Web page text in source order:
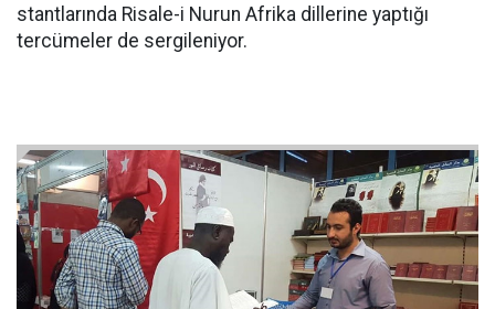
stantlarında Risale-i Nurun Afrika dillerine yaptığı
tercümeler de sergileniyor.